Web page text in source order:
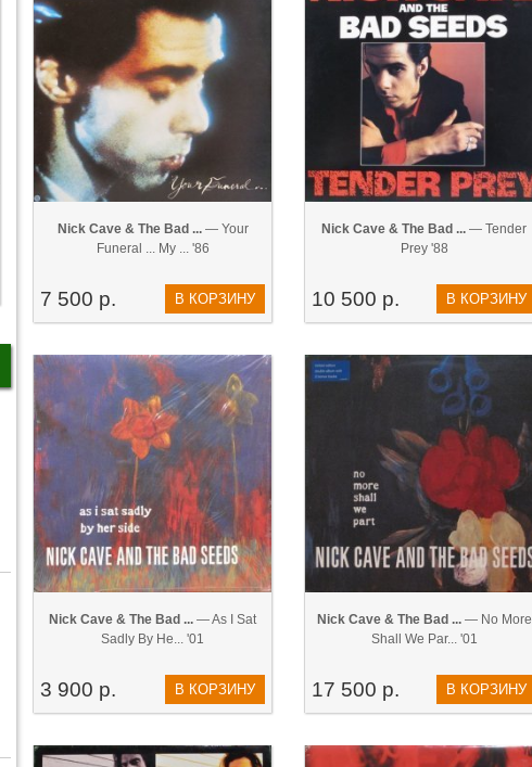
Nick Cave & The Bad ...— Your
Funeral ... My ... '86
7 500 р. В КОРЗИНУ
Nick Cave & The Bad ... — Tender
Prey '88
10 500 р. В КОРЗИНУ
Nick Cave & The Bad ... — As I Sat
Sadly By He... '01
3 900 р. В КОРЗИНУ
Nick Cave & The Bad ...— No More
Shall We Par... '01
17 500 р. В КОРЗИНУ